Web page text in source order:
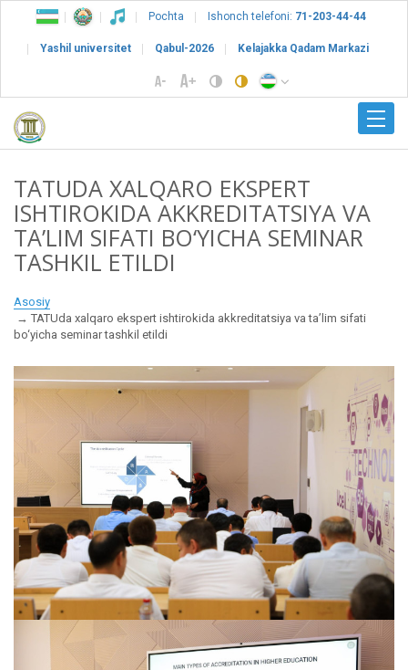
Pochta Ishonch telefoni: 71-203-44-44
Yashil universitet Qabul-2026 Kelajakka Qadam Markazi
TATUDA XALQARO EKSPERT
ISHTIROKIDA AKKREDITATSIYA VA
TA’LIM SIFATI BO‘YICHA SEMINAR
TASHKIL ETILDI
Asosiy
TATUda xalqaro ekspert ishtirokida akkreditatsiya va ta’lim sifati
bo‘yicha seminar tashkil etildi